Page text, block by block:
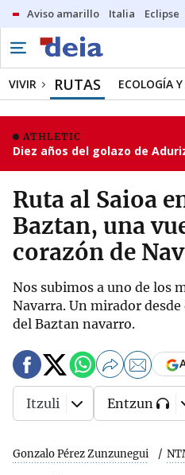
Aviso amarillo Italia Eclipse
VIVIR RUTAS ECOLOGÍA
ATHLETIC
Diez años del golazo de
Ruta al Saioa
Baztan, una
corazón de
Nos subimos a uno de los
Navarra. Un mirador
del Baztan navarro.
Gonzalo Pérez Zunzunegui
Itzuli Entzun